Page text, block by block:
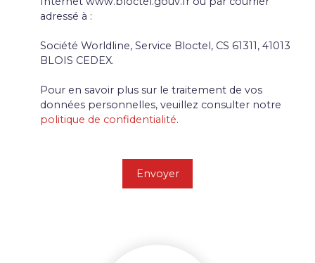
adressé à :
Société Worldline, Service Bloctel, CS 61311, 41013
BLOIS CEDEX.
Pour en savoir plus sur le traitement de vos
données personnelles, veuillez consulter notre
politique de confidentialité.
Envoyer